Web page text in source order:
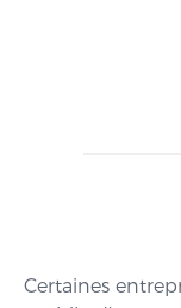
Certaines